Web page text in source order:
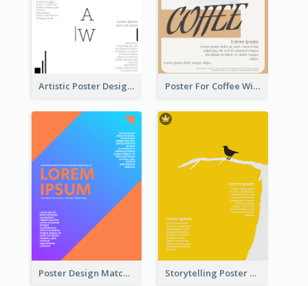
Artistic Poster Design With Good Using Of Space Poster For Coffee With the Design Of A Board
Poster Design Matching Different Colour Gradient Storytelling Poster With Images